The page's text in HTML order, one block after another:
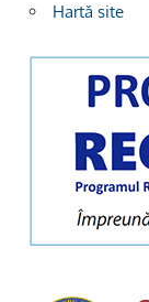
Hartă site